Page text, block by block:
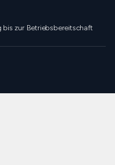
bis zur Betriebsbereitschaft